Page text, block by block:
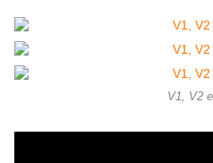
V1, V2